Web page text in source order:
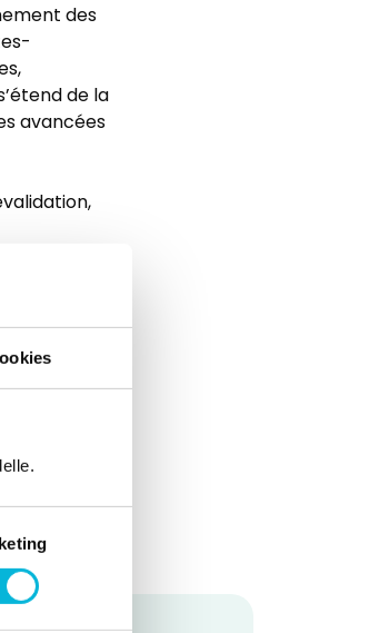
des
de la
avancées
Dr Pitance.
C’est
les